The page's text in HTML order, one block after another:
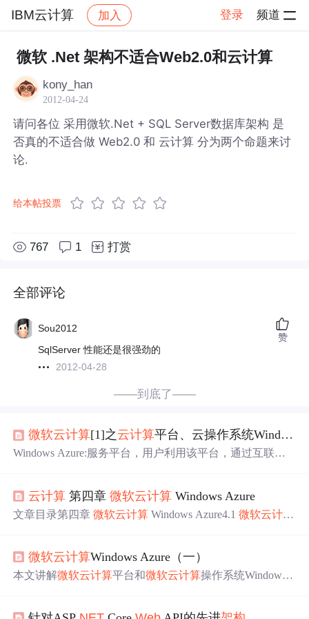
IBM云计算 加入 登录 频道
社区 IBM云计算 帖子详情
微软 .Net 架构不适合Web2.0和云计算
kony_han
2012-04-24
请问各位 采用微软.Net + SQL Server数据库架构 是
否真的不适合做 Web2.0 和 云计算 分为两个命题来讨
论.
给本帖投票
767 1 打赏
全部评论
Sou2012
SqlServer 性能还是很强劲的
2012-04-28
赞
——到底了——
微软云计算[1]之 云计算平台、云操作系统Windows Azure
Windows Azure:服务平台，用户利用该平台，通过互联网
体系架构Windows Azure组成部分服务类型说明计算服务为
在Azure平台中运行的应用提供支持存储服务主要用来存储
云计算 第四章微软云计算 Windows Azure
文章目录第四章微软云计算 Windows Azure4.1微软云计算
个组成部分4.Windows Azure平台体系架构
系统Windows Azure4.2.1 Windows Azure概述4.2.2 Windows
微软云计算Windows Azure（一）
本文讲解微软云计算平台和微软云计算操作系统Windows